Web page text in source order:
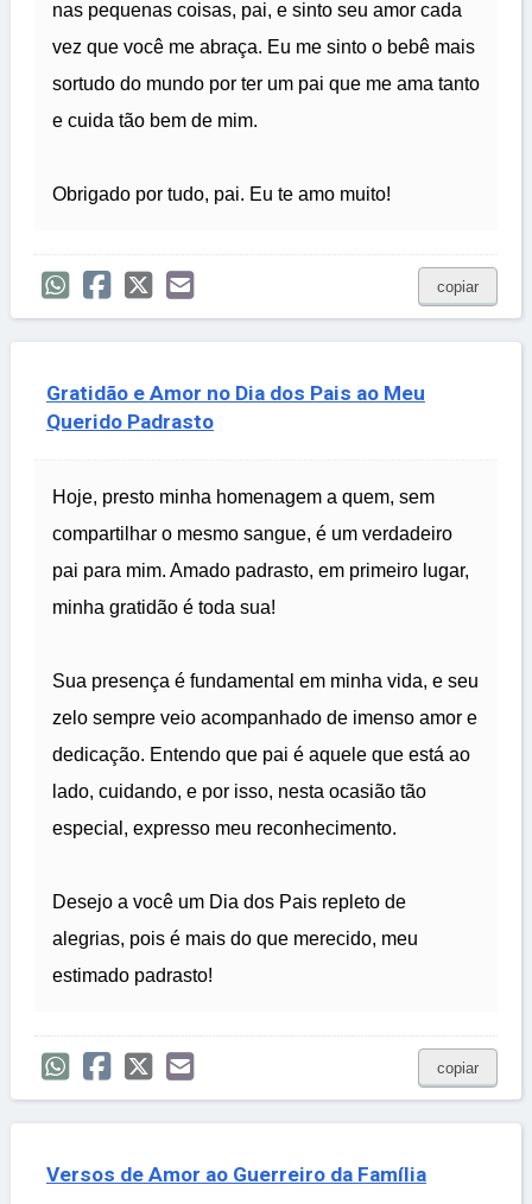
nas pequenas coisas, pai, e sinto seu amor cada
vez que você me abraça. Eu me sinto o bebê mais
sortudo do mundo por ter um pai que me ama tanto
e cuida tão bem de mim.
Obrigado por tudo, pai. Eu te amo muito!
copiar
Gratidão e Amor no Dia dos Pais ao Meu
Querido Padrasto
Hoje, presto minha homenagem a quem, sem
compartilhar o mesmo sangue, é um verdadeiro
pai para mim. Amado padrasto, em primeiro lugar,
minha gratidão é toda sua!
Sua presença é fundamental em minha vida, e seu
zelo sempre veio acompanhado de imenso amor e
dedicação. Entendo que pai é aquele que está ao
lado, cuidando, e por isso, nesta ocasião tão
especial, expresso meu reconhecimento.
Desejo a você um Dia dos Pais repleto de
alegrias, pois é mais do que merecido, meu
estimado padrasto!
copiar
Versos de Amor ao Guerreiro da Família